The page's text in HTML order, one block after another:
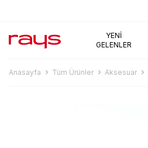
YENI
GELENLER
Anasayfa Tüm Ürünler Aksesuar